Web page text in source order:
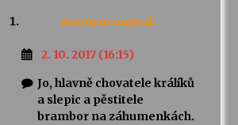
Anonym napsal:
2. 10. 2017 (16:15)
Jo, hlavně chovatele králíků
a slepic a pěstitele
brambor na záhumenkách.